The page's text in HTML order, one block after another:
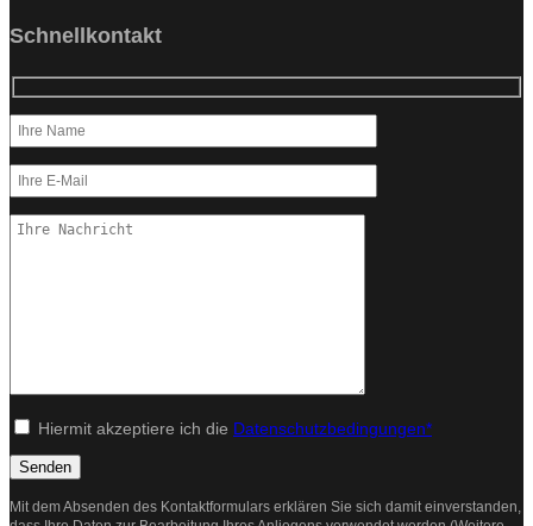
Schnellkontakt
Hiermit akzeptiere ich die Datenschutzbedingungen*
Mit dem Absenden des Kontaktformulars erklären Sie sich damit einverstanden,